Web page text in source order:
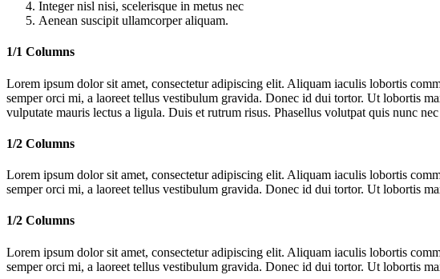
Integer nisl nisi, scelerisque in metus nec
Aenean suscipit ullamcorper aliquam.
1/1 Columns
Lorem ipsum dolor sit amet, consectetur adipiscing elit. Aliquam iaculis lobortis
semper orci mi, a laoreet tellus vestibulum gravida. Donec id dui tortor. Ut lobortis
vulputate mauris lectus a ligula. Duis et rutrum risus. Phasellus volutpat quis nunc
1/2 Columns
Lorem ipsum dolor sit amet, consectetur adipiscing elit. Aliquam iaculis lobortis
semper orci mi, a laoreet tellus vestibulum gravida. Donec id dui tortor. Ut lobortis
1/2 Columns
Lorem ipsum dolor sit amet, consectetur adipiscing elit. Aliquam iaculis lobortis
semper orci mi, a laoreet tellus vestibulum gravida. Donec id dui tortor. Ut lobortis